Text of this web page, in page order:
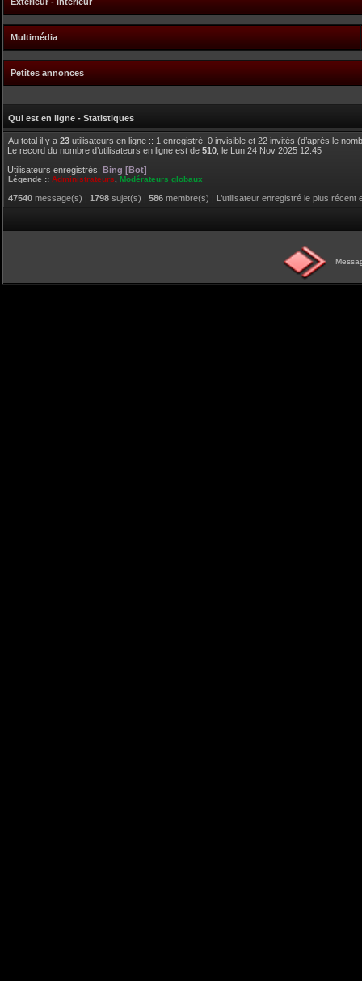
Multimédia
Petites annonces
Qui est en ligne - Statistiques
Au total il y a 23 utilisateurs en ligne :: 1 enregistré, 0 invisible et 22 invités (d’après le
Le record du nombre d’utilisateurs en ligne est de 510 , le Lun 24 Nov 2025 12:45
Utilisateurs enregistrés: Bing [Bot]
Légende :: Administrateurs Modérateurs globaux
47540 message(s) | 1798 sujet(s) | 586 membre(s) | L’utilisateur enregistré le plus récent